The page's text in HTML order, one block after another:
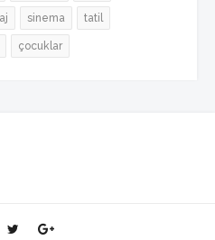
sinema tatil
çocuklar